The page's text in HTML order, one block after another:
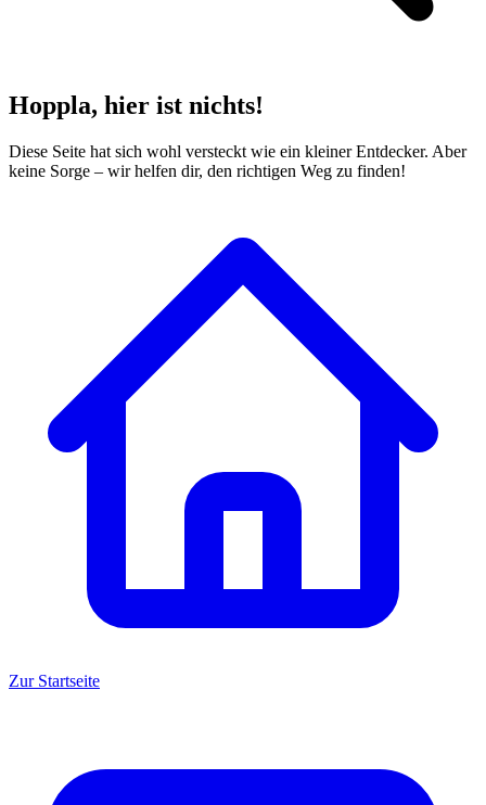
Hoppla, hier ist nichts!
Diese Seite hat sich wohl versteckt wie ein kleiner Entdecker. Aber
keine Sorge – wir helfen dir, den richtigen Weg zu finden!
Zur Startseite